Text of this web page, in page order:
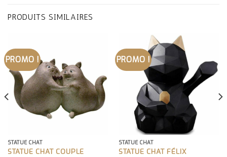
PRODUITS SIMILAIRES
PROMO !
STATUE CHAT
STATUE CHAT COUPLE
PROMO !
STATUE CHAT
STATUE CHAT FÉLIX